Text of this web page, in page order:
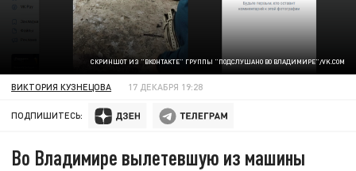
СКРИНШОТ ИЗ "ВКОНТАКТЕ" ГРУППЫ "ПОДСЛУШАНО ВО ВЛАДИМИРЕ"/VK.COM
ВИКТОРИЯ КУЗНЕЦОВА 17 ДЕКАБРЯ 19:28
ПОДПИШИТЕСЬ:
Во Владимире вылетевшую из машины